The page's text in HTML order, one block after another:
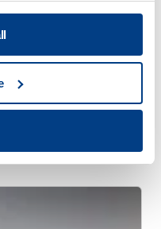
por
alta presión